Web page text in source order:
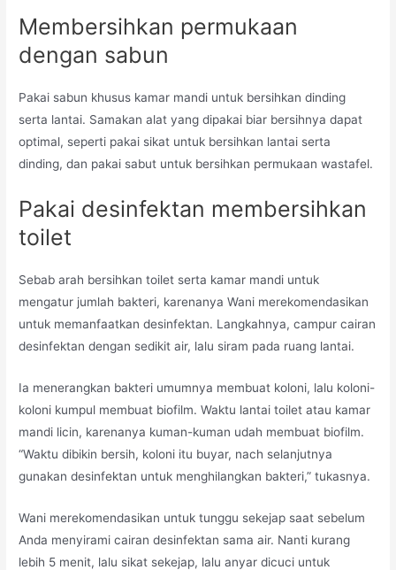
Membersihkan permukaan
dengan sabun
Pakai sabun khusus kamar mandi untuk bersihkan dinding
serta lantai. Samakan alat yang dipakai biar bersihnya dapat
optimal, seperti pakai sikat untuk bersihkan lantai serta
dinding, dan pakai sabut untuk bersihkan permukaan wastafel.
Pakai desinfektan membersihkan
toilet
Sebab arah bersihkan toilet serta kamar mandi untuk
mengatur jumlah bakteri, karenanya Wani merekomendasikan
untuk memanfaatkan desinfektan. Langkahnya, campur cairan
desinfektan dengan sedikit air, lalu siram pada ruang lantai.
Ia menerangkan bakteri umumnya membuat koloni, lalu koloni-
koloni kumpul membuat biofilm. Waktu lantai toilet atau kamar
mandi licin, karenanya kuman-kuman udah membuat biofilm.
“Waktu dibikin bersih, koloni itu buyar, nach selanjutnya
gunakan desinfektan untuk menghilangkan bakteri,” tukasnya.
Wani merekomendasikan untuk tunggu sekejap saat sebelum
Anda menyirami cairan desinfektan sama air. Nanti kurang
lebih 5 menit, lalu sikat sekejap, lalu anyar dicuci untuk